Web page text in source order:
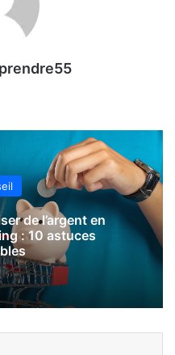
de l’argent en
: 10 astuces